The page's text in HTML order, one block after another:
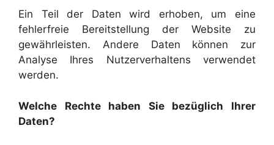
Ein Teil der Daten wird erhoben, um eine
fehlerfreie Bereitstellung der Website zu
gewährleisten. Andere Daten können zur
Analyse Ihres Nutzerverhaltens verwendet
werden.
Welche Rechte haben Sie bezüglich Ihrer
Daten?